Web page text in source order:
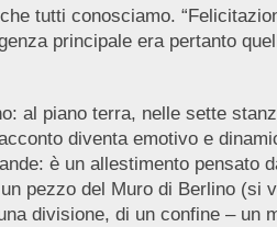
tutti conosciamo.
principale era pertanto
al piano terra, nelle sette
diventa emotivo e
è un allestimento pensato
pezzo del Muro di Berlino (si
divisione, di un confine – un